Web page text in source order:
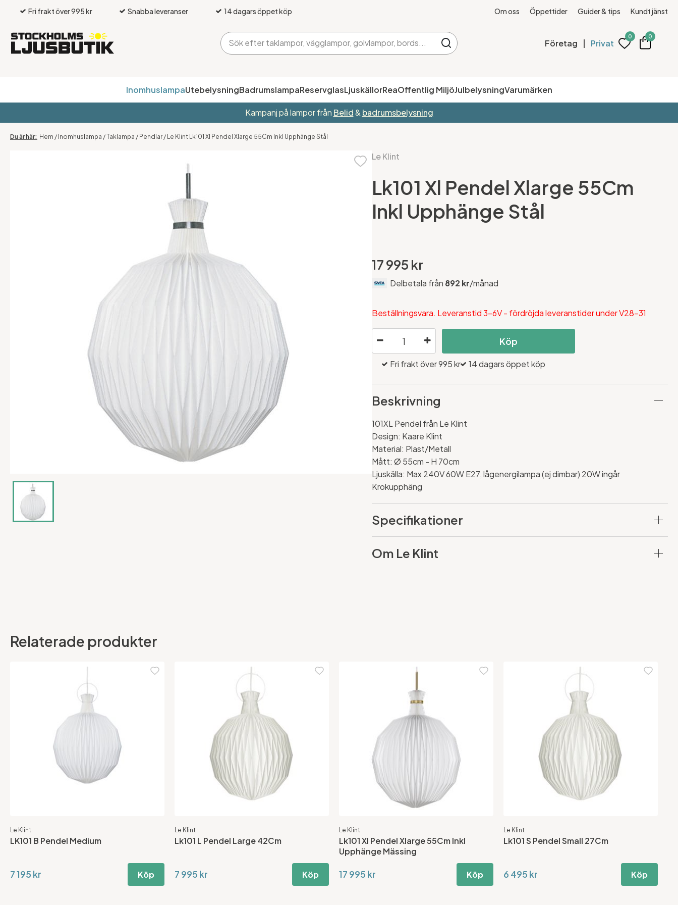
Fri frakt över 995 kr Snabba leveranser 14 dagars öppet köp Om oss Öppettider Guider & tips Kundtjänst
Företag | Privat
0 0
InomhuslampaUtebelysningBadrumslampaReservglasLjuskällorReaOffentlig MiljöJulbelysningVarumärken
Kampanj på lampor från Belid& badrumsbelysning
Hem / Inomhuslampa /Taklampa / Pendlar / Le Klint Lk101 Xl Pendel Xlarge 55Cm Inkl Upphänge Stål
Le Klint
Lk101 Xl Pendel Xlarge 55Cm
Inkl Upphänge Stål
17 995 kr
Delbetala från 892 kr/månad
Beställningsvara. Leveranstid 3-6V - fördröjda leveranstider under V28-31
Köp
Fri frakt över 995 kr 14 dagars öppet köp
Beskrivning
101XL Pendel från Le Klint
Design: Kaare Klint
Material: Plast/Metall
Mått:Ø 55cm - H 70cm
Ljuskälla: Max 240V 60W E27, lågenergilampa (ej dimbar) 20W ingår
Krokupphäng
Specifikationer
Om Le Klint
Relaterade produkter
Le Klint
LK101 B Pendel Medium
7 195 kr Köp
Le Klint
Lk101 L Pendel Large 42Cm
7 995 kr Köp
Le Klint
Lk101 Xl Pendel Xlarge 55Cm Inkl
Upphänge Mässing
17 995 kr Köp
Le Klint
Lk101 S Pendel Small 27Cm
6 495 kr Köp